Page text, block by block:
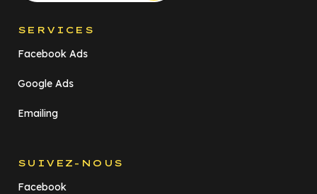
SERVICES
Facebook Ads
Google Ads
Emailing
SUIVEZ-NOUS
Facebook